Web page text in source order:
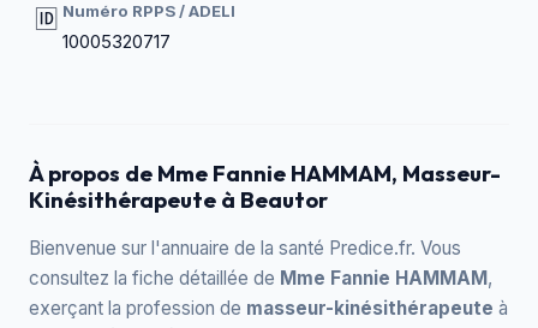
🆔 Numéro RPPS / ADELI
10005320717
À propos de Mme Fannie HAMMAM, Masseur-
Kinésithérapeute à Beautor
Bienvenue sur l'annuaire de la santé Predice.fr. Vous
consultez la fiche détaillée de Mme Fannie HAMMAM,
exerçant la profession de masseur-kinésithérapeute à